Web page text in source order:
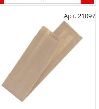
Арт. 21097